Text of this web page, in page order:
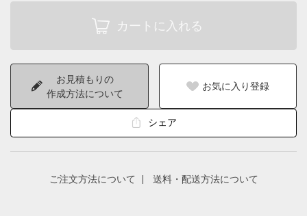
お見積もりの
作成方法について
お気に入り登録
シェア
ご注文方法について 送料・配送方法について